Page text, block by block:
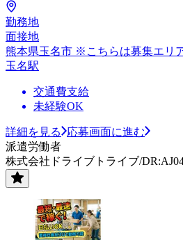
勤務地
面接地
熊本県玉名市 ※こちらは募集エリ
玉名駅
交通費支給
未経験OK
詳細を見る
応募画面に進む
派遣労働者
株式会社ドライブトライブ/